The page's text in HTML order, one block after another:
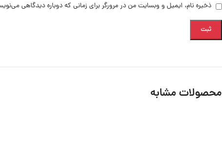
ذخیره نام، ایمیل و وبسایت من در مرورگر برای زمانی که دوباره دیدگاهی
محصولات مشابه